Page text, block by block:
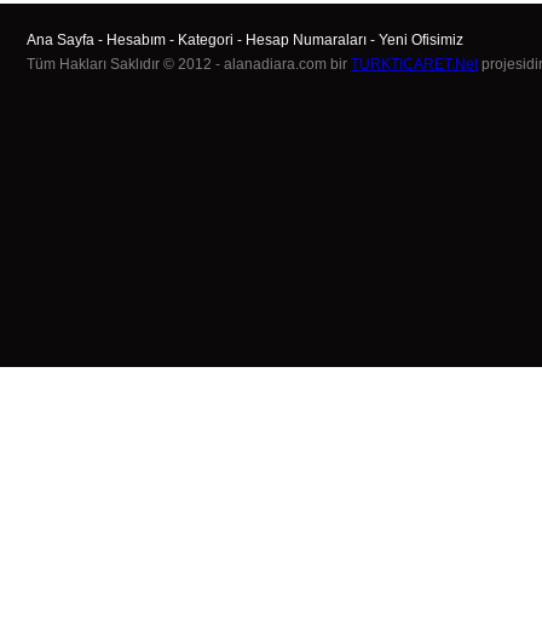
Ana Sayfa - Hesabım - Kategori - Hesap Numaraları - Yeni Ofisimiz
Tüm Hakları Saklıdır © 2012 - alanadiara.com bir TURKTICARET.Net